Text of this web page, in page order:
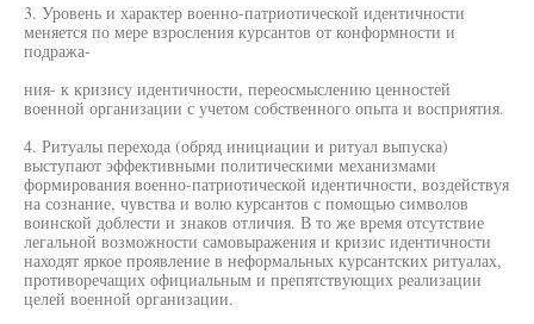
3. Уровень и характер военно-патриотической идентичности
меняется по мере взросления курсантов от конформности и
подража-
ния- к кризису идентичности, переосмыслению ценностей
военной организации с учетом собственного опыта и восприятия.
4. Ритуалы перехода (обряд инициации и ритуал выпуска)
выступают эффективными политическими механизмами
формирования военно-патриотической идентичности, воздействуя
на сознание, чувства и волю курсантов с помощью символов
воинской доблести и знаков отличия. В то же время отсутствие
легальной возможности самовыражения и кризис идентичности
находят яркое проявление в неформальных курсантских ритуалах,
противоречащих официальным и препятствующих реализации
целей военной организации.